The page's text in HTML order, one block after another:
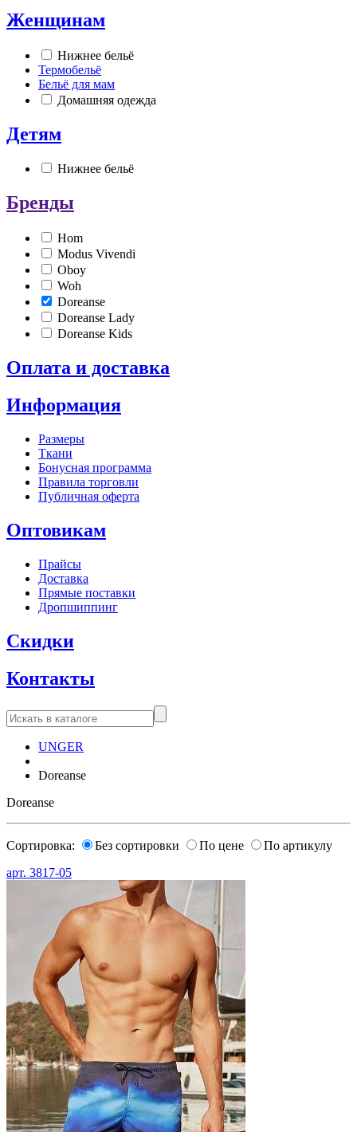
Женщинам
Нижнее бельё
Термобельё
Бельё для мам
Домашняя одежда
Детям
Нижнее бельё
Бренды
Hom
Modus Vivendi
Oboy
Woh
Doreanse
Doreanse Lady
Doreanse Kids
Оплата и доставка
Информация
Размеры
Ткани
Бонусная программа
Правила торговли
Публичная оферта
Оптовикам
Прайсы
Доставка
Прямые поставки
Дропшиппинг
Скидки
Контакты
UNGER
Doreanse
Doreanse
Сортировка: Без сортировки По цене
По артикулу
арт. 3817-05